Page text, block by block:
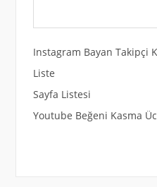
Instagram Bayan Takipçi
Liste
Sayfa Listesi
Youtube Beğeni Kasma